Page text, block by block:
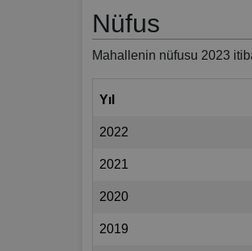
Nüfus
Mahallenin nüfusu 2023
Yıl
2022
2021
2020
2019